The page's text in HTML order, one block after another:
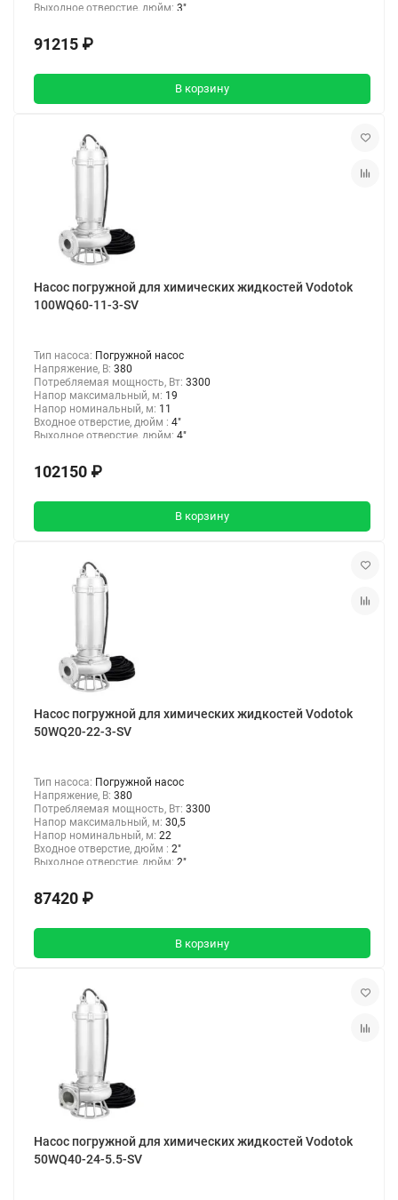
Выходное отверстие, дюйм: 3"
91215 ₽
В корзину
Насос погружной для химических жидкостей Vodotok
100WQ60-11-3-SV
Тип насоса: Погружной насос
Напряжение, В: 380
Потребляемая мощность, Вт: 3300
Напор максимальный, м: 19
Напор номинальный, м: 11
Входное отверстие, дюйм : 4"
Выходное отверстие, дюйм: 4"
102150 ₽
В корзину
Насос погружной для химических жидкостей Vodotok
50WQ20-22-3-SV
Тип насоса: Погружной насос
Напряжение, В: 380
Потребляемая мощность, Вт: 3300
Напор максимальный, м: 30,5
Напор номинальный, м: 22
Входное отверстие, дюйм : 2"
Выходное отверстие, дюйм: 2"
87420 ₽
В корзину
Насос погружной для химических жидкостей Vodotok
50WQ40-24-5.5-SV